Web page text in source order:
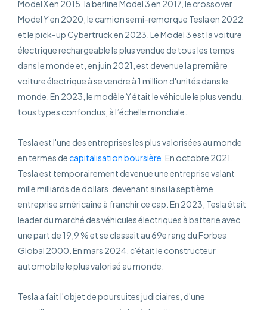
Model X en 2015, la berline Model 3 en 2017, le crossover
Model Y en 2020, le camion semi-remorque Tesla en 2022
et le pick-up Cybertruck en 2023. Le Model 3 est la voiture
électrique rechargeable la plus vendue de tous les temps
dans le monde et, en juin 2021, est devenue la première
voiture électrique à se vendre à 1 million d'unités dans le
monde. En 2023, le modèle Y était le véhicule le plus vendu,
tous types confondus, à l’échelle mondiale.
Tesla est l'une des entreprises les plus valorisées au monde
en termes decapitalisation boursière . En octobre 2021,
Tesla est temporairement devenue une entreprise valant
mille milliards de dollars, devenant ainsi la septième
entreprise américaine à franchir ce cap. En 2023, Tesla était
leader du marché des véhicules électriques à batterie avec
une part de 19,9 % et se classait au 69e rang du Forbes
Global 2000. En mars 2024, c'était le constructeur
automobile le plus valorisé au monde.
Tesla a fait l'objet de poursuites judiciaires, d'une